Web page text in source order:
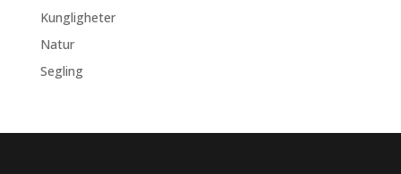
Kungligheter
Natur
Segling